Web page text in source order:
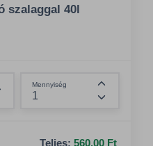
szalaggal 40l
Mennyiség
Összeg
Teljes: 560,00 Ft